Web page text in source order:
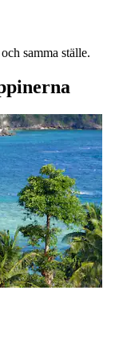
samma ställe.